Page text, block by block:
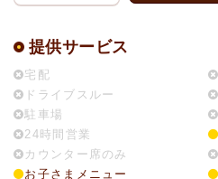
提供サービス
宅配
ドライブスルー
駐車場
24時間営業
カウンター席のみ
お子さまメニュー